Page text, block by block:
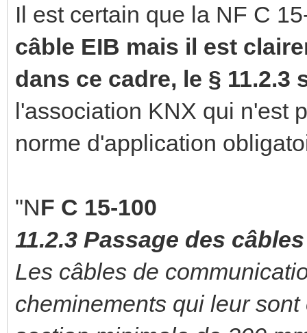
Il est certain que la NF C
câble EIB mais il est
dans ce cadre, le §
l'association KNX qui n'est
norme d'application
"NF C 15-100
11.2.3 Passage des câbles
Les câbles de
cheminements qui leur